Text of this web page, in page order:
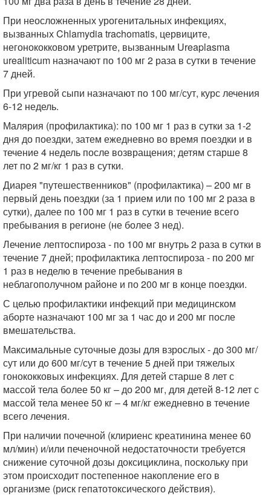
При неосложненных урогенитальных инфекциях,
вызванных Chlamydia trachomatis, цервиците,
негонококковом уретрите, вызванным Ureaplasma
urealiticum назначают по 100 мг 2 раза в сутки в течение
7 дней.
При угревой сыпи назначают по 100 мг/сут, курс лечения
6-12 недель.
Малярия (профилактика): по 100 мг 1 раз в сутки за 1-2
дня до поездки, затем ежедневно во время поездки и в
течение 4 недель после возвращения; детям старше 8
лет по 2 мг/кг 1 раз в сутки.
Диарея "путешественников" (профилактика) – 200 мг в
первый день поездки (за 1 прием или по 100 мг 2 раза в
сутки), далее по 100 мг 1 раз в сутки в течение всего
пребывания в регионе (не более 3 нед).
Лечение лептоспироза - по 100 мг внутрь 2 раза в сутки в
течение 7 дней; профилактика лептоспироза - по 200 мг
1 раз в неделю в течение пребывания в
неблагополучном районе и по 200 мг в конце поездки.
С целью профилактики инфекций при медицинском
аборте назначают 100 мг за 1 час до и 200 мг после
вмешательства.
Максимальные суточные дозы для взрослых - до 300 мг/
сут или до 600 мг/сут в течение 5 дней при тяжелых
гонококковых инфекциях. Для детей старше 8 лет с
массой тела более 50 кг – до 200 мг, для детей 8-12 лет с
массой тела менее 50 кг – 4 мг/кг ежедневно в течение
всего лечения.
При наличии почечной (клириенс креатинина менее 60
мл/мин) и/или печеночной недостаточности требуется
снижение суточной дозы доксициклина, поскольку при
этом происходит постепенное накопление его в
организме (риск гепатотоксического действия).